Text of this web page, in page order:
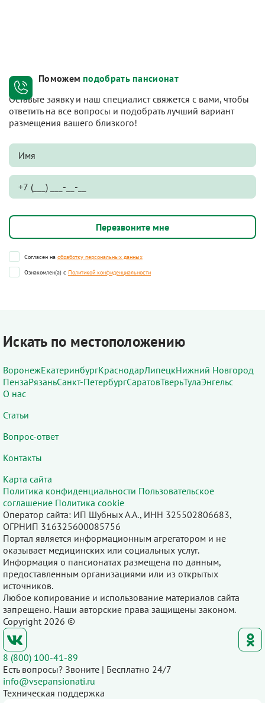
Поможем подобрать пансионат
Оставьте заявку и наш специалист свяжется с вами, чтобы
ответить на все вопросы и подобрать лучший вариант
размещения вашего близкого!
Согласен на обработку персональных данных
Ознакомлен(а) с Политикой конфиденциальности
Искать по местоположению
ВоронежЕкатеринбургКраснодарЛипецкНижний Новгород
ПензаРязаньСанкт-ПетербургСаратовТверьТулаЭнгельс
О нас
Статьи
Вопрос-ответ
Контакты
Карта сайта
Политика конфиденциальности Пользовательское
соглашение Политика cookie
Оператор сайта: ИП Шубных А.А., ИНН 325502806683,
ОГРНИП 316325600085756
Портал является информационным агрегатором и не
оказывает медицинских или социальных услуг.
Информация о пансионатах размещена по данным,
предоставленным организациями или из открытых
источников.
Любое копирование и использование материалов сайта
запрещено. Наши авторские права защищены законом.
Copyright 2026 ©
8 (800) 100-41-89
Есть вопросы? Звоните | Бесплатно 24/7
info@vsepansionati.ru
Техническая поддержка